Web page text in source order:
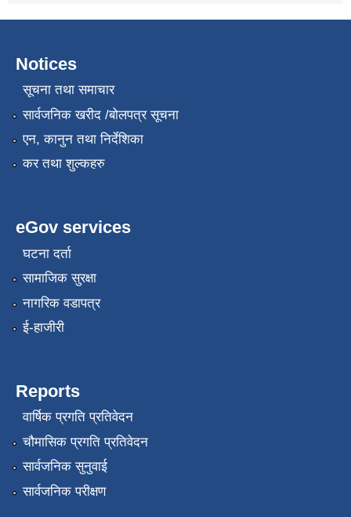
Notices
सूचना तथा समाचार
सार्वजनिक खरीद /बोलपत्र सूचना
एन, कानुन तथा निर्देशिका
कर तथा शुल्कहरु
eGov services
घटना दर्ता
सामाजिक सुरक्षा
नागरिक वडापत्र
ई-हाजीरी
Reports
वार्षिक प्रगति प्रतिवेदन
चौमासिक प्रगति प्रतिवेदन
सार्वजनिक सुनुवाई
सार्वजनिक परीक्षण